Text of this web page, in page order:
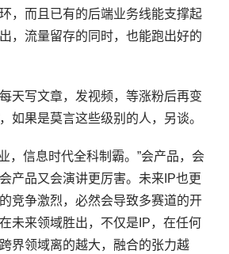
，而且已有的后端业务线能支撑起
，流量留存的同时，也能跑出好的
天写文章，发视频，等涨粉后再变
如果是莫言这些级别的人，另谈。
，信息时代全科制霸。”会产品，会
产品又会演讲更厉害。未来IP也更
竞争激烈，必然会导致多赛道的开
未来领域胜出，不仅是IP，在任何
界领域离的越大，融合的张力越